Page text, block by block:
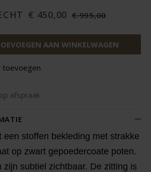
€ 450,00 € 995,00
AAN WINKELWAGEN
toevoegen
afspraak
een stoffen bekleding met strakke
op zwart gepoedercoate poten.
zijn subtiel zichtbaar. De zitting is